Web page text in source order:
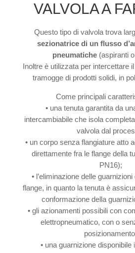
VALVOLA A
Questo tipo di valvola trova
sezionatrice di un flusso
pneumatiche(aspiranti
Inoltre è utilizzata per intercettare
tramogge di prodotti solidi, in
Come principali
• una tenuta garantita da
intercambiabile che isola
valvola dal
• un corpo senza flangiature atto
direttamente fra le flange della
PN16);
• l’eliminazione delle
flange, in quanto la tenuta è
conformazione della
• gli azionamenti possibili con
elettropneumatico, con o
• una guarnizione disponibile